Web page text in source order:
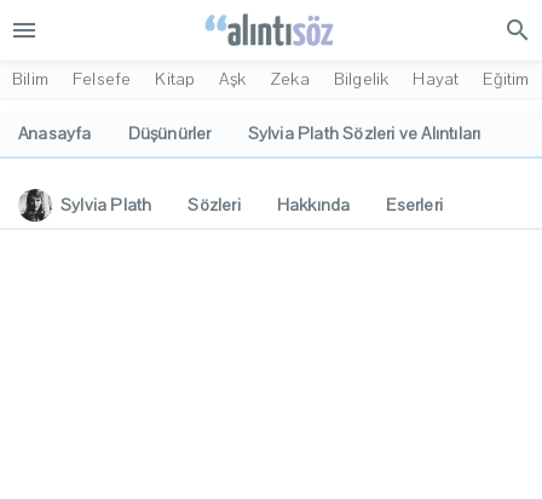
menu search
Bilim Felsefe Kitap Aşk Zeka Bilgelik Hayat Eğitim
Anasayfa Düşünürler Sylvia Plath Sözleri ve Alıntıları
Sylvia Plath Sözleri Hakkında
Eserleri